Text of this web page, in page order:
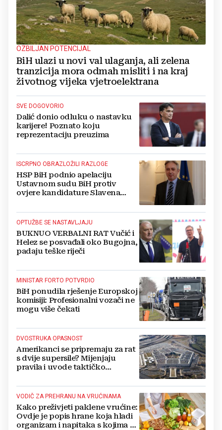
OZBILJAN POTENCIJAL
BiH ulazi u novi val ulaganja, ali zelena
tranzicija mora odmah misliti i na kraj
životnog vijeka vjetroelektrana
SVE DOGOVORIO
Dalić donio odluku o nastavku
karijere! Poznato koju
reprezentaciju preuzima
ISCRPNO OBRAZLOŽILI RAZLOGE
HSP BiH podnio apelaciju
Ustavnom sudu BiH protiv
ovjere kandidature Slavena
OPTUŽBE SE NASTAVLJAJU
BUKNUO VERBALNI RAT Vučić i
Helez se posvađali oko Bugojna,
padaju teške riječi
MINISTAR FORTO POTVRDIO
BiH ponudila rješenje Europskoj
komisiji: Profesionalni vozači ne
mogu više čekati
DVOSTRUKA OPASNOST
Amerikanci se pripremaju za rat
s dvije supersile? Mijenjaju
pravila i uvode taktičko
VODIČ ZA PREHRANU NA VRUĆINAMA
Kako preživjeti paklene vrućine:
Ovdje je popis hrane koja hladi
organizam i napitaka s kojima si